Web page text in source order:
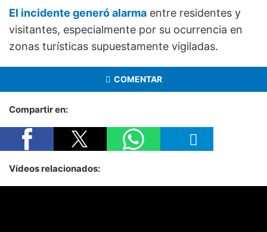
El incidente generó alarma entre residentes y
visitantes, especialmente por su ocurrencia en
zonas turísticas supuestamente vigiladas.
COMENTAR
Compartir en:
Vídeos relacionados: